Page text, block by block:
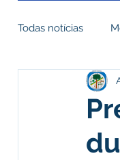
Todas notícias
Clima e Meio